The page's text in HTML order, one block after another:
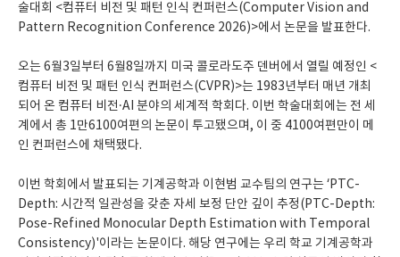
술대회 <컴퓨터 비전 및 패턴 인식 컨퍼런스(Computer Vision and
Pattern Recognition Conference 2026)>에서 논문을 발표한다.
오는 6월3일부터 6월8일까지 미국 콜로라도주 덴버에서 열릴 예정인 <
컴퓨터 비전 및 패턴 인식 컨퍼런스(CVPR)>는 1983년부터 매년 개최
되어 온 컴퓨터 비전·AI 분야의 세계적 학회다. 이번 학술대회에는 전 세
계에서 총 1만6100여편의 논문이 투고됐으며, 이 중 4100여편만이 메
인 컨퍼런스에 채택됐다.
이번 학회에서 발표되는 기계공학과 이현범 교수팀의 연구는 ‘PTC-
Depth: 시간적 일관성을 갖춘 자세 보정 단안 깊이 추정(PTC-Depth:
Pose-Refined Monocular Depth Estimation with Temporal
Consistency)'이라는 논문이다. 해당 연구에는 우리 학교 기계공학과